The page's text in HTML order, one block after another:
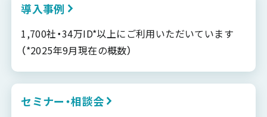
導入事例
1,700社・34万ID*以上にご利用いただいています
（*2025年9月現在の概数）
セミナー・相談会